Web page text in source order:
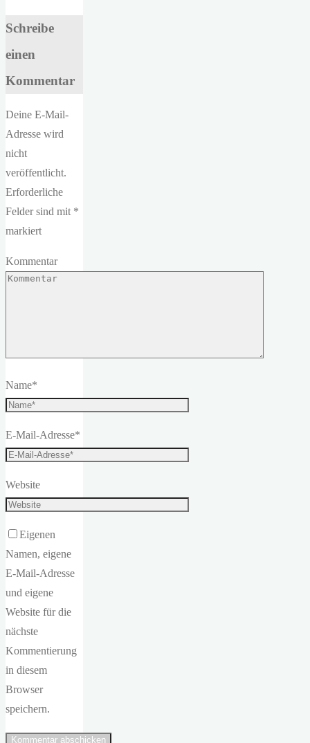
Schreibe
einen
Kommentar
Deine E-Mail-
Adresse wird
nicht
veröffentlicht.
Erforderliche
Felder sind mit *
markiert
Kommentar
Name*
E-Mail-Adresse*
Website
Eigenen
Namen, eigene
E-Mail-Adresse
und eigene
Website für die
nächste
Kommentierung
in diesem
Browser
speichern.